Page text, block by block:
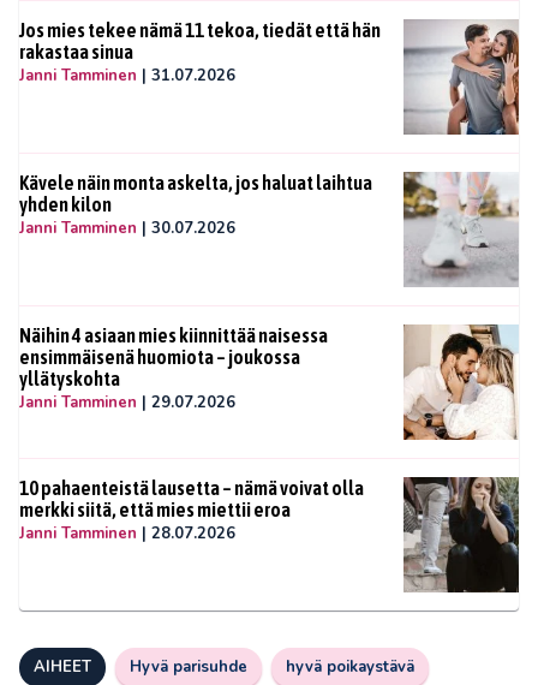
Jos mies tekee nämä 11 tekoa, tiedät että hän
rakastaa sinua
Janni Tamminen | 31.07.2026
Kävele näin monta askelta, jos haluat laihtua
yhden kilon
Janni Tamminen | 30.07.2026
Näihin 4 asiaan mies kiinnittää naisessa
ensimmäisenä huomiota – joukossa
yllätyskohta
Janni Tamminen | 29.07.2026
10 pahaenteistä lausetta – nämä voivat olla
merkki siitä, että mies miettii eroa
Janni Tamminen | 28.07.2026
AIHEET Hyvä parisuhde hyvä poikaystävä